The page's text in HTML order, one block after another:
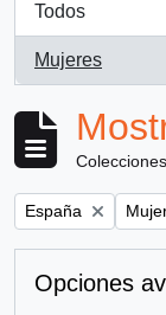
Todos
Mujeres
, 1 resultados
Colecciones
Remove filter:
España
Opciones